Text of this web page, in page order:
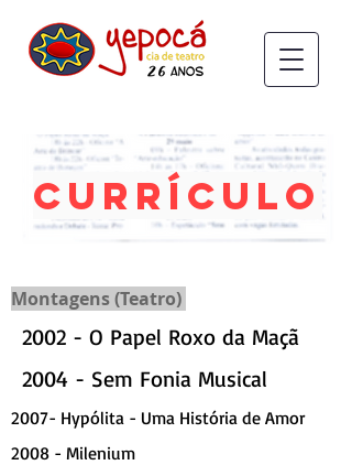
Currículo
Montagens (Teatro)
2002 - O Papel Roxo da Maçã
2004 - Sem Fonia Musical
2007- Hypólita - Uma História de Amor
2008 - Milenium